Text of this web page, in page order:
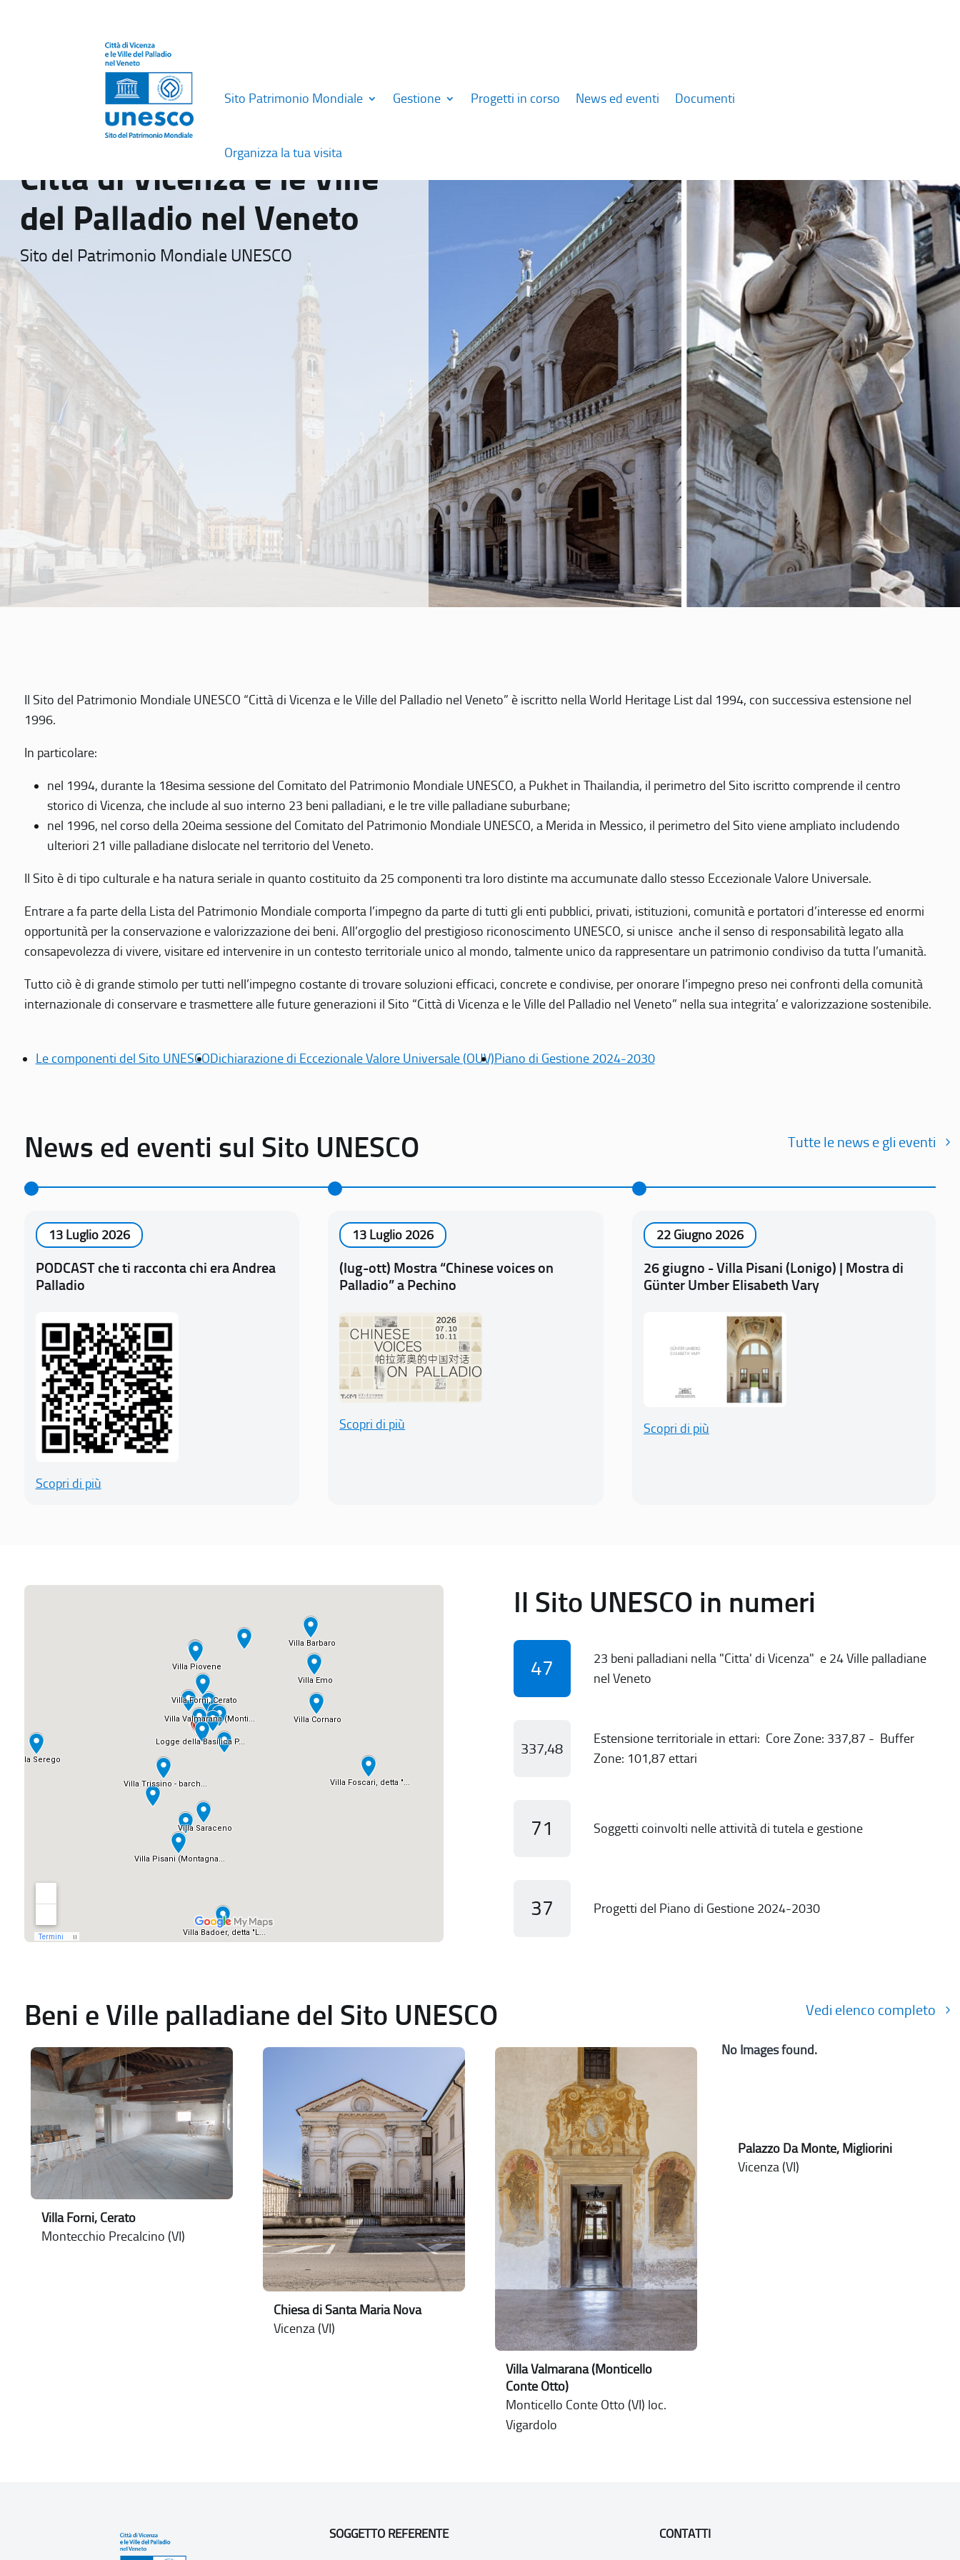
Sito Patrimonio Mondiale Gestione Progetti in corso News ed eventi Documenti
Organizza la tua visita
Città di Vicenza e le Ville
del Palladio nel Veneto
Sito del Patrimonio Mondiale UNESCO
Il Sito del Patrimonio Mondiale UNESCO “Città di Vicenza e le Ville del Palladio nel Veneto” è iscritto nella World Heritage List dal 1994, con successiva estensione nel
1996.
In particolare:
nel 1994, durante la 18esima sessione del Comitato del Patrimonio Mondiale UNESCO, a Pukhet in Thailandia, il perimetro del Sito iscritto comprende il centro
storico di Vicenza, che include al suo interno 23 beni palladiani, e le tre ville palladiane suburbane;
nel 1996, nel corso della 20eima sessione del Comitato del Patrimonio Mondiale UNESCO, a Merida in Messico, il perimetro del Sito viene ampliato includendo
ulteriori 21 ville palladiane dislocate nel territorio del Veneto.
Il Sito è di tipo culturale e ha natura seriale in quanto costituito da 25 componenti tra loro distinte ma accumunate dallo stesso Eccezionale Valore Universale.
Entrare a fa parte della Lista del Patrimonio Mondiale comporta l’impegno da parte di tutti gli enti pubblici, privati, istituzioni, comunità e portatori d’interesse ed enormi
opportunità per la conservazione e valorizzazione dei beni. All’orgoglio del prestigioso riconoscimento UNESCO, si unisce anche il senso di responsabilità legato alla
consapevolezza di vivere, visitare ed intervenire in un contesto territoriale unico al mondo, talmente unico da rappresentare un patrimonio condiviso da tutta l’umanità.
Tutto ciò è di grande stimolo per tutti nell’impegno costante di trovare soluzioni efficaci, concrete e condivise, per onorare l’impegno preso nei confronti della comunità
internazionale di conservare e trasmettere alle future generazioni il Sito “Città di Vicenza e le Ville del Palladio nel Veneto” nella sua integrita’ e valorizzazione sostenibile.
Le componenti del Sito UNESCODichiarazione di Eccezionale Valore Universale (OUV)Piano di Gestione 2024-2030
News ed eventi sul Sito UNESCO Tutte le news e gli eventi
13 Luglio 2026
PODCAST che ti racconta chi era Andrea
Palladio
Scopri di più
13 Luglio 2026
(lug-ott) Mostra “Chinese voices on
Palladio” a Pechino
Scopri di più
22 Giugno 2026
26 giugno - Villa Pisani (Lonigo) | Mostra di
Günter Umber Elisabeth Vary
Scopri di più
Il Sito UNESCO in numeri
47
23 beni palladiani nella "Citta' di Vicenza" e 24 Ville palladiane
nel Veneto
337,48
Estensione territoriale in ettari: Core Zone: 337,87 - Buffer
Zone: 101,87 ettari
71 Soggetti coinvolti nelle attività di tutela e gestione
37 Progetti del Piano di Gestione 2024-2030
Beni e Ville palladiane del Sito UNESCO Vedi elenco completo
Villa Forni, Cerato
Montecchio Precalcino (VI)
Chiesa di Santa Maria Nova
Vicenza (VI)
Villa Valmarana (Monticello
Conte Otto)
Monticello Conte Otto (VI) loc.
Vigardolo
No Images found.
Palazzo Da Monte, Migliorini
Vicenza (VI)
SOGGETTO REFERENTE CONTATTI